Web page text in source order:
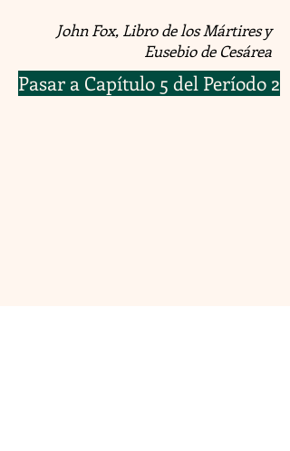
John Fox, Libro de los Mártires y
Eusebio de Cesárea
Pasar a Capítulo 5 del Período 2